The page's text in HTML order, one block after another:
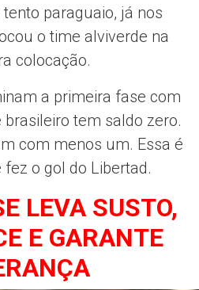
paraguaio, já nos
o time alviverde na
colocação.
a primeira fase com
brasileiro tem saldo zero.
com menos um. Essa é
o gol do Libertad.
LEVA SUSTO,
E GARANTE